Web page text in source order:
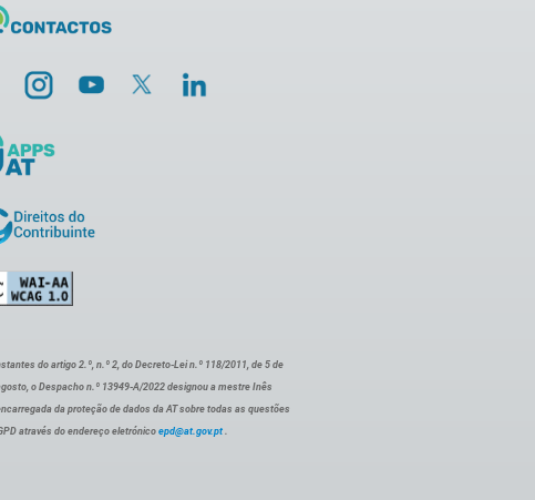
do artigo 2.º, n.º 2, do Decreto-Lei n.º 118/2011, de 5 de
o Despacho n.º 13949-A/2022 designou a mestre Inês
da proteção de dados da AT sobre todas as questões
através do endereço eletrónico epd@at.gov.pt .